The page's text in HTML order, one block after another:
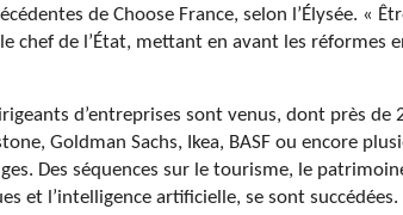
de Choose France, selon l’Élysée. «
chef de l’État, mettant en avant les réformes
d’entreprises sont venus, dont près de
Goldman Sachs, Ikea, BASF ou encore
Des séquences sur le tourisme, le
et l’intelligence artificielle, se sont succédées.